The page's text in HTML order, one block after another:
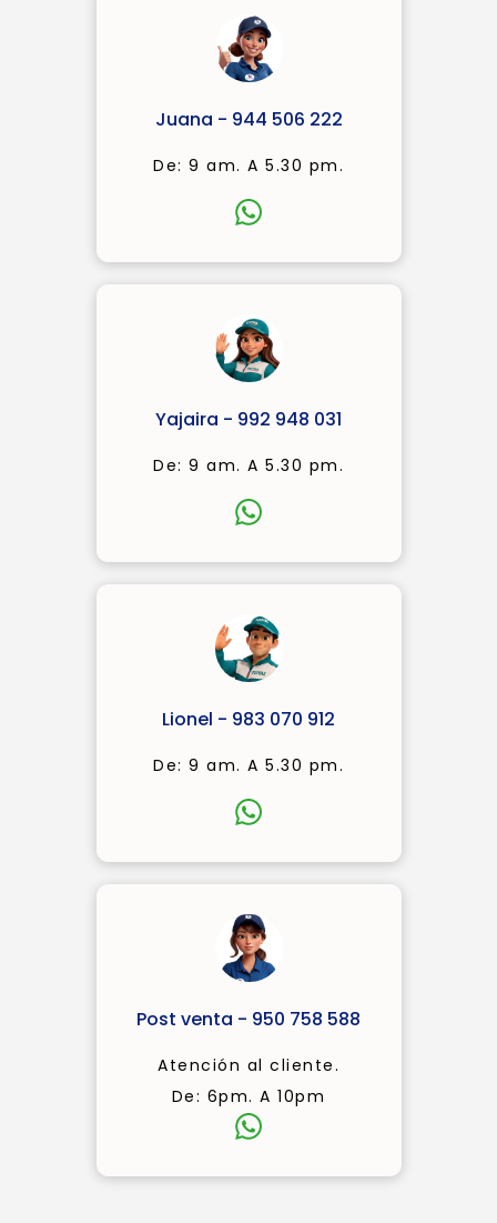
Juana - 944 506 222
De: 9 am. A 5.30 pm.
Yajaira - 992 948 031
De: 9 am. A 5.30 pm.
Lionel - 983 070 912
De: 9 am. A 5.30 pm.
Post venta - 950 758 588
Atención al cliente.
De: 6pm. A 10pm